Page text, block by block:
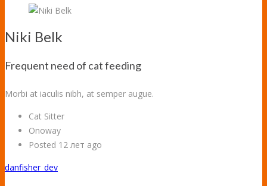
Niki Belk
Frequent need of cat feeding
Morbi at iaculis nibh, at semper augue.
Cat Sitter
Onoway
Posted 12 лет ago
danfisher_dev